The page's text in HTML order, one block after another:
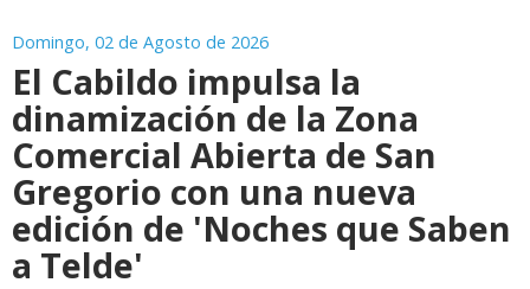
Domingo, 02 de Agosto de 2026
El Cabildo impulsa la
dinamización de la Zona
Comercial Abierta de San
Gregorio con una nueva
edición de 'Noches que Saben
a Telde'